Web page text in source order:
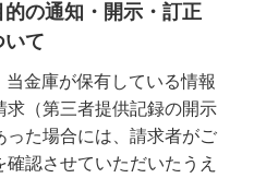
の通知・開示・訂正
いて
金庫が保有している情報
求（第三者提供記録の開示
った場合には、請求者がご
認させていただいたうえ